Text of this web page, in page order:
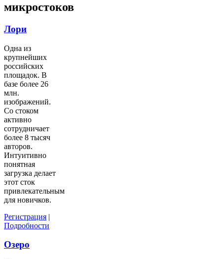
микростоков
Лори
Одна из
крупнейших
российских
площадок. В
базе более 26
млн.
изображений.
Со стоком
активно
сотрудничает
более 8 тысяч
авторов.
Интуитивно
понятная
загрузка делает
этот сток
привлекательным
для новичков.
Регистрация |
Подробности
Озеро